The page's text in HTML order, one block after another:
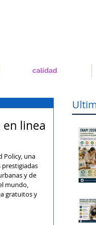
calidad
linea
Policy, una
prestigiadas
y de
mundo,
gratuitos y